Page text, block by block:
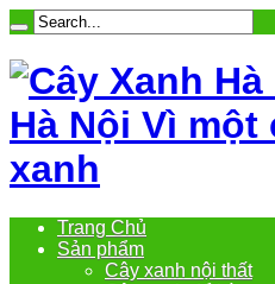
Hà Nội Vì
xanh
Trang Chủ
Sản phẩm
Cây xanh nội thất